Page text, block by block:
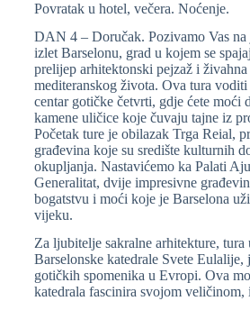
Povratak u hotel, večera. Noćenje.
DAN 4 – Doručak. Pozivamo Vas
izlet Barselonu, grad u kojem se
prelijep arhitektonski pejzaž i živahna
mediteranskog života. Ova tura voditi
centar gotičke četvrti, gdje ćete moći
kamene uličice koje čuvaju tajne iz
Početak ture je obilazak Trga Reial,
građevina koje su središte kulturnih
okupljanja. Nastavićemo ka Palati
Generalitat, dvije impresivne
bogatstvu i moći koje je Barselona
vijeku.
Za ljubitelje sakralne arhitekture,
Barselonske katedrale Svete Eulalije,
gotičkih spomenika u Evropi. Ova
katedrala fascinira svojom